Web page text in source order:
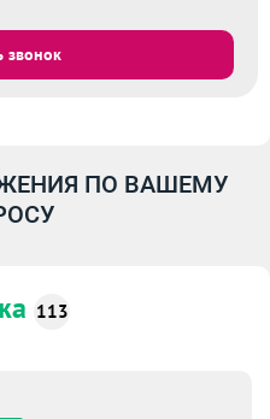
звонок
ПО ВАШЕМУ
113